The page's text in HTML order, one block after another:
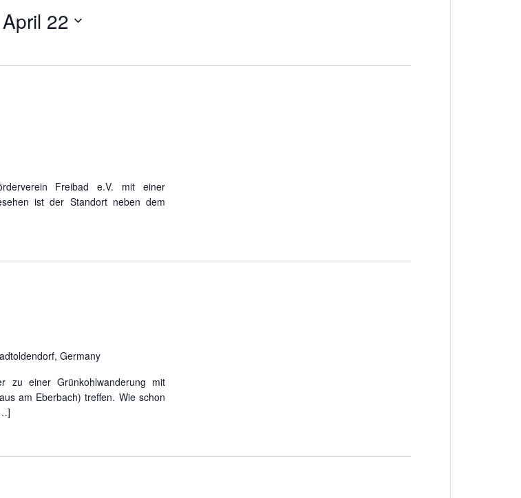
April 22
Freibad e.V. mit einer
ist der Standort neben dem
Germany
zu einer Grünkohlwanderung mit
am Eberbach) treffen. Wie schon